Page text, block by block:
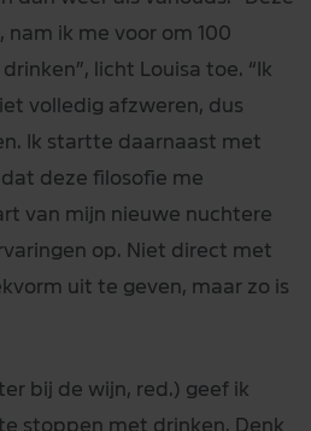
nam ik me voor om 100
licht Louisa toe. “Ik
volledig afzweren, dus
Ik startte daarnaast met
deze filosofie me
van mijn nieuwe nuchtere
op. Niet direct met
uit te geven, maar zo is
bij de wijn, red.) geef ik
stoppen met drinken. Denk